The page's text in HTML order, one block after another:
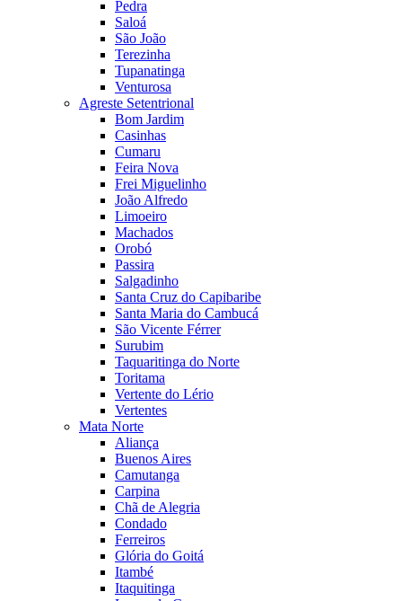
Pedra
Saloá
São João
Terezinha
Tupanatinga
Venturosa
Agreste Setentrional
Bom Jardim
Casinhas
Cumaru
Feira Nova
Frei Miguelinho
João Alfredo
Limoeiro
Machados
Orobó
Passira
Salgadinho
Santa Cruz do Capibaribe
Santa Maria do Cambucá
São Vicente Férrer
Surubim
Taquaritinga do Norte
Toritama
Vertente do Lério
Vertentes
Mata Norte
Aliança
Buenos Aires
Camutanga
Carpina
Chã de Alegria
Condado
Ferreiros
Glória do Goitá
Itambé
Itaquitinga